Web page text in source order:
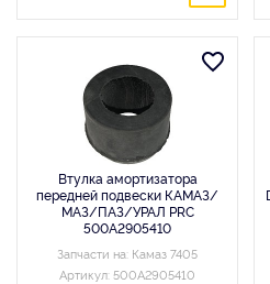
Втулка амортизатора
передней подвески КАМАЗ/
МАЗ/ПАЗ/УРАЛ PRC
500A2905410
Запчасти на: Камаз 7405
Артикул: 500A2905410